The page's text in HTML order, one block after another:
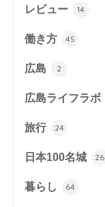
レビュー 14
働き方 45
広島 2
広島ライフラボ
旅行 24
日本100名城 26
暮らし 64